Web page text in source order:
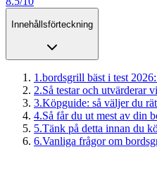
Innehållsförteckning
1 .bordsgrill bäst i test
2.Så testar och utvärderar
3.Köpguide: så väljer du
4.Så får du ut mest av din
5.Tänk på detta innan du
6.Vanliga frågor om